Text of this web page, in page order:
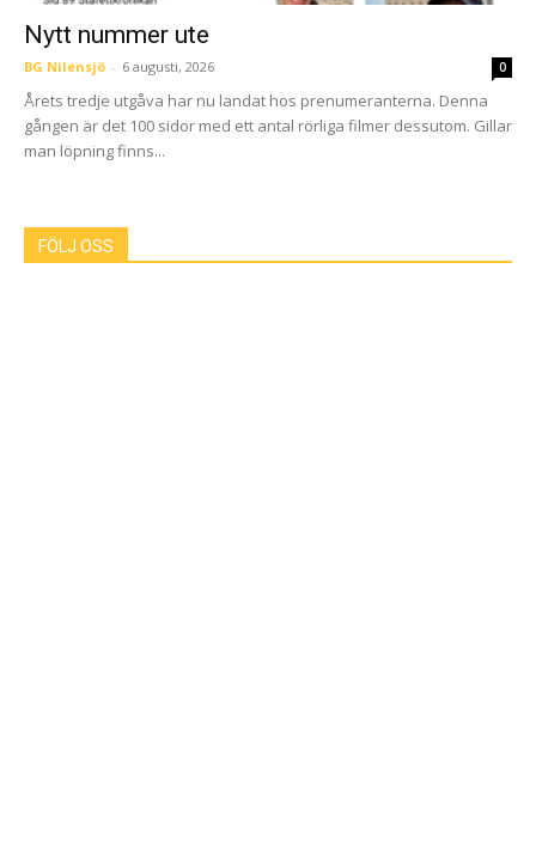
Nytt nummer ute
BG Nilensjö - 6 augusti, 2026 0
Årets tredje utgåva har nu landat hos prenumeranterna. Denna
gången är det 100 sidor med ett antal rörliga filmer dessutom. Gillar
man löpning finns...
FÖLJ OSS